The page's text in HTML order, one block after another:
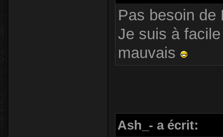
Pas besoin de
Je suis à
mauvais
Ash_- a écrit: